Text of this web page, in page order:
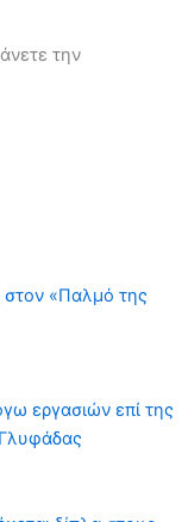
την
«Παλμό της
εργασιών επί της